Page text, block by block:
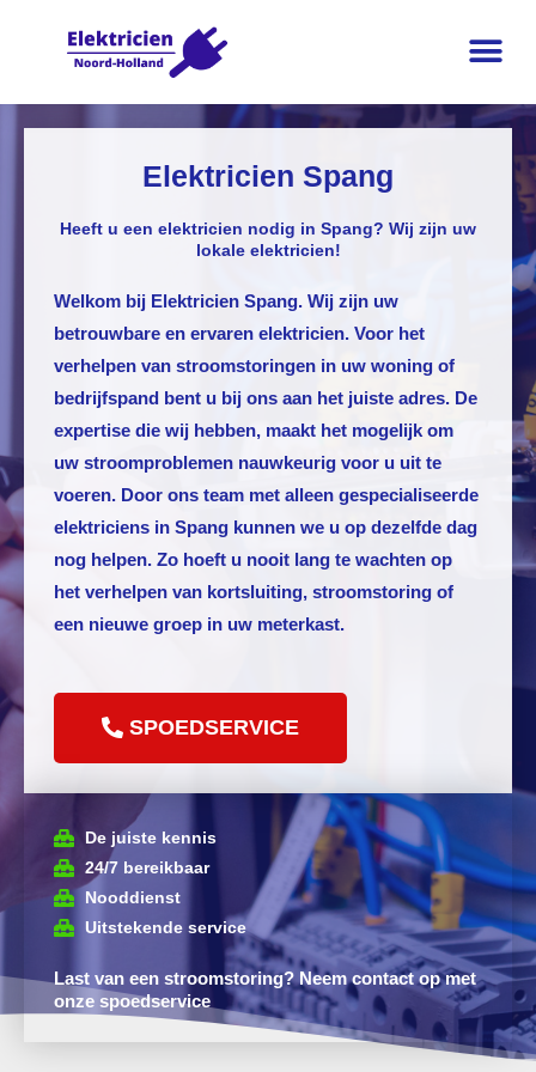
Elektricien Spang
Heeft u een elektricien nodig in Spang? Wij zijn uw
lokale elektricien!
Welkom bij Elektricien Spang. Wij zijn uw
betrouwbare en ervaren elektricien. Voor het
verhelpen van stroomstoringen in uw woning of
bedrijfspand bent u bij ons aan het juiste adres. De
expertise die wij hebben, maakt het mogelijk om
uw stroomproblemen nauwkeurig voor u uit te
voeren. Door ons team met alleen gespecialiseerde
elektriciens in Spang kunnen we u op dezelfde dag
nog helpen. Zo hoeft u nooit lang te wachten op
het verhelpen van kortsluiting, stroomstoring of
een nieuwe groep in uw meterkast.
SPOEDSERVICE
De juiste kennis
24/7 bereikbaar
Nooddienst
Uitstekende service
Last van een stroomstoring? Neem contact op met
onze spoedservice